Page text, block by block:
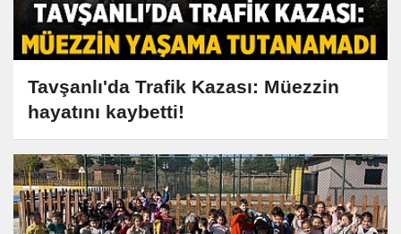
Tavşanlı'da Trafik Kazası: Müezzin
hayatını kaybetti!